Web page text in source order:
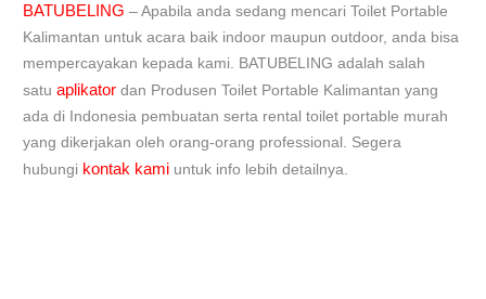
c
e
b
o
o
e
a
d
s
ar
e
BATUBELING – Apabila anda sedang mencari Toilet Portable
Kalimantan untuk acara baik indoor maupun outdoor, anda bisa
mempercayakan kepada kami. BATUBELING adalah salah
satuaplikator dan Produsen Toilet Portable Kalimantan yang
ada di Indonesia pembuatan serta rental toilet portable murah
yang dikerjakan oleh orang-orang professional. Segera
hubungi kontak kami untuk info lebih detailnya.